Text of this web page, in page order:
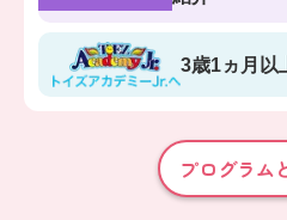
3歳1ヵ月以
プログラム